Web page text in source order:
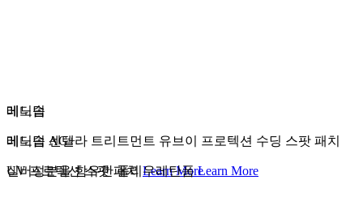
레노덤
레노덤 센텔라 트리트먼트 유브이 프로텍션 수딩 스팟 패치
UV 프로텍션 스팟 패치 Learn More
메디솝
메디솝 AG+
실버성분을 함유한 폴리우레탄폼Learn More